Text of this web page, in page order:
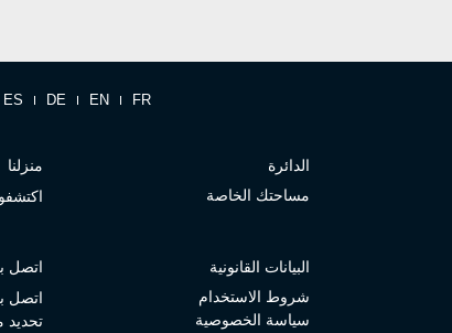
FR
EN
DE
ES
الدائرة
مساحتك الخاصة
منزلنا
البيانات القانونية
شروط الاستخدام
سياسة الخصوصية
اتصل
اتصل
تحديد